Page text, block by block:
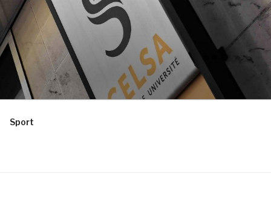
Sport